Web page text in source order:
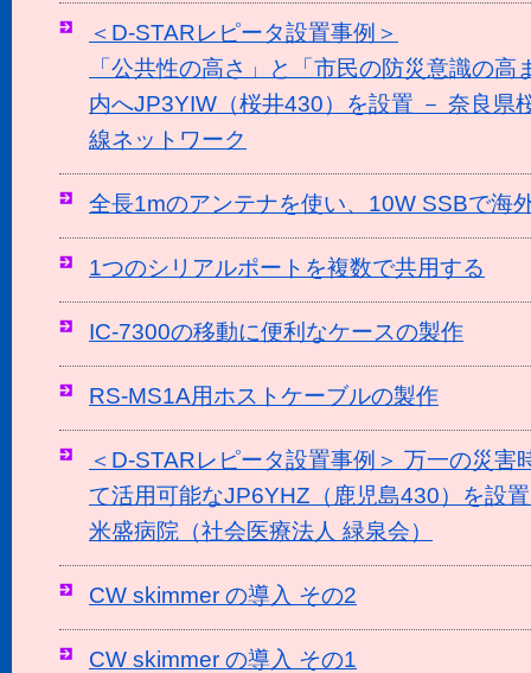
＜D-STARレピータ設置事例＞
「公共性の高さ」と「市民の防災意識の
内へJP3YIW（桜井430）を設置 － 奈良県
線ネットワーク
全長1mのアンテナを使い、10W SSBで海
1つのシリアルポートを複数で共用する
IC-7300の移動に便利なケースの製作
RS-MS1A用ホストケーブルの製作
＜D-STARレピータ設置事例＞ 万一の災害
て活用可能なJP6YHZ（鹿児島430）を
米盛病院（社会医療法人 緑泉会）
CW skimmer の導入 その2
CW skimmer の導入 その1